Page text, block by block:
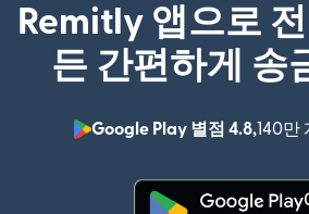
Remitly 앱으로
든 간편하게 송
Google Play 별점 4.8,140만